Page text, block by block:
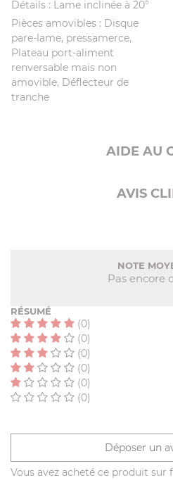
Détails : Lame inclinée à 20°
Pièces amovibles : Disque
pare-lame, pressamerce,
Plateau port-aliment
renversable mais non
amovible, Déflecteur de
tranche
AIDE AU
AVIS
NOTE
Pas encore
RÉSUMÉ
(0)
(0)
(0)
(0)
(0)
(0)
Déposer un
Vous avez acheté ce produit sur